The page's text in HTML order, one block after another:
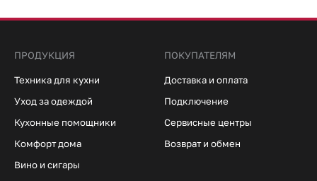
ПРОДУКЦИЯ
Техника для кухни
Уход за одеждой
Кухонные помощники
Комфорт дома
Вино и сигары
ПОКУПАТЕЛЯМ
Доставка и оплата
Подключение
Сервисные центры
Возврат и обмен